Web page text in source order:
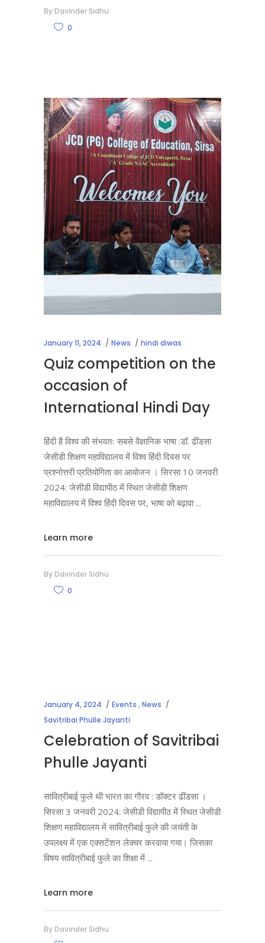
By Davinder Sidhu
0
January 11, 2024 News hindi diwas
Quiz competition on the
occasion of
International Hindi Day
हिंदी है विश्व की संभवतः सबसे वैज्ञानिक भाषा :डॉ. ढींडसा
जेसीडी शिक्षण महाविद्यालय में विश्व हिंदी दिवस पर
प्रश्नोत्तरी प्रतियोगिता का आयोजन । सिरसा 10 जनवरी
2024: जेसीडी विद्यापीठ में स्थित जेसीडी शिक्षण
महाविद्यालय में विश्व हिंदी दिवस पर, भाषा को बढ़ावा
Learn more
By Davinder Sidhu
0
January 4, 2024 Events ,News
Savitribai Phulle Jayanti
Celebration of Savitribai
Phulle Jayanti
सावित्रीबाई फुले थी भारत का गौरव : डॉक्टर ढींडसा ।
सिरसा 3 जनवरी 2024: जेसीडी विद्यापीठ में स्थित जेसीडी
शिक्षण महाविद्यालय में सावित्रीबाई फुले की जयंती के
उपलक्ष्य में एक एक्सटेंशन लेक्चर करवाया गया। जिसका
विषय सावित्रीबाई फुले का शिक्षा में
Learn more
By Davinder Sidhu